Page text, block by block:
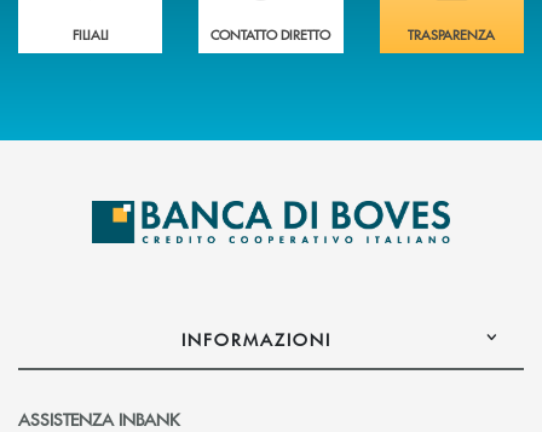
FILIALI CONTATTO DIRETTO TRASPARENZA
INFORMAZIONI
ASSISTENZA INBANK